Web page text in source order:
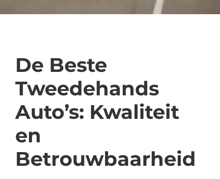
De Beste
Tweedehands
Auto’s: Kwaliteit
en
Betrouwbaarheid